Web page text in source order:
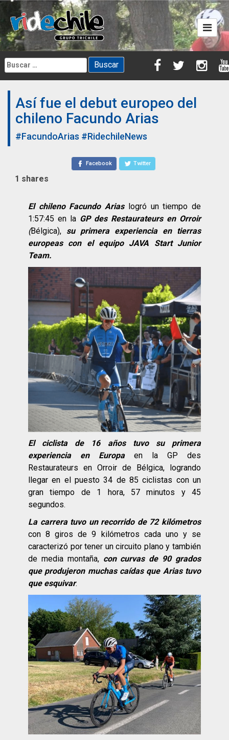
Skip
content
Buscar:
Así fue el debut europeo del
chileno Facundo Arias
#FacundoArias #RidechileNews
Facebook Twitter
1 shares
El chileno Facundo Ariaslogró un tiempo de
1:57:45 en la GP des Restaurateurs en Orroir
(Bélgica), su primera experiencia en tierras
europeas con el equipo JAVA Start Junior
Team.
El ciclista de 16 añostuvo su primera
experiencia en Europaen la GP des
Restaurateurs en Orroir de Bélgica, logrando
llegar en el puesto 34 de 85 ciclistas con un
gran tiempo de 1 hora, 57 minutos y 45
segundos.
La carrera tuvo un recorrido de 72 kilómetros
con 8 giros de 9 kilómetros cada uno y se
caracterizó por tener un circuito plano y también
de media montaña, con curvas de 90 grados
que produjeron muchas caídas que Arias tuvo
que esquivar.